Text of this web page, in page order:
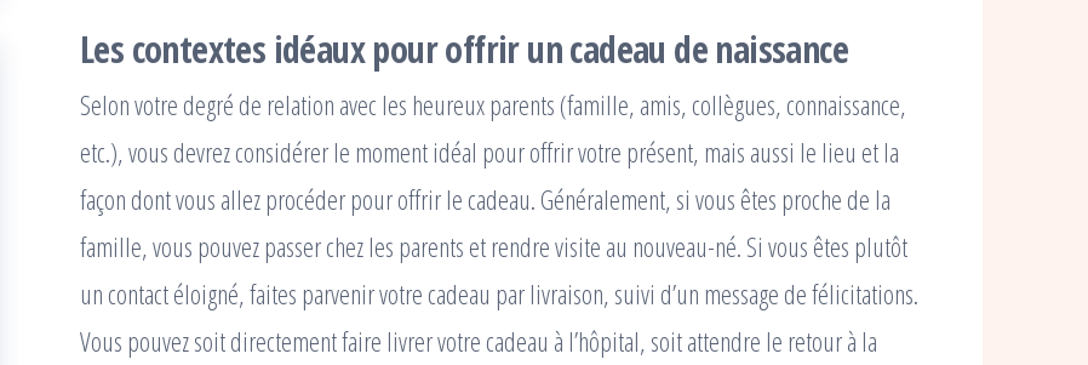
Les contextes idéaux pour offrir un cadeau de naissance
Selon votre degré de relation avec les heureux parents (famille, amis, collègues, connaissance,
etc.), vous devrez considérer le moment idéal pour offrir votre présent, mais aussi le lieu et la
façon dont vous allez procéder pour offrir le cadeau. Généralement, si vous êtes proche de la
famille, vous pouvez passer chez les parents et rendre visite au nouveau-né. Si vous êtes plutôt
un contact éloigné, faites parvenir votre cadeau par livraison, suivi d’un message de félicitations.
Vous pouvez soit directement faire livrer votre cadeau à l’hôpital, soit attendre le retour à la